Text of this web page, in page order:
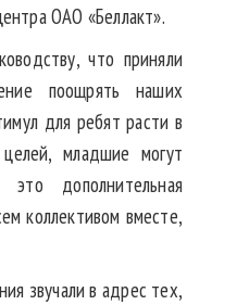
ОАО «Беллакт».
что приняли
поощрять наших
для ребят расти в
младшие могут
дополнительная
коллективом вместе,
звучали в адрес тех,